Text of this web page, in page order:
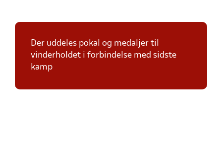
Der uddeles pokal og medaljer til
vinderholdet i forbindelse med sidste
kamp